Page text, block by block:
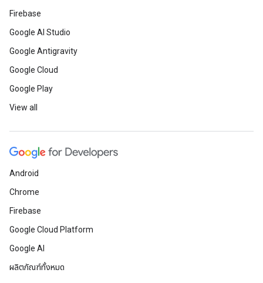
Firebase
Google AI Studio
Google Antigravity
Google Cloud
Google Play
View all
Android
Chrome
Firebase
Google Cloud Platform
Google AI
ผลิตภัณฑ์ทั้งหมด